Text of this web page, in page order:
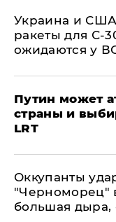
Украина и США
ракеты для С-
ожидаются у
Путин может
страны и
LRT
Оккупанты
"Черноморец"
большая дыра,